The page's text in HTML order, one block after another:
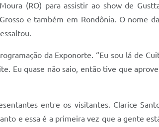
(RO) para assistir ao show de
e também em Rondônia. O nome
da Exponorte. “Eu sou lá de
Eu quase não saio, então tive que
entre os visitantes. Clarice
e essa é a primeira vez que a gente